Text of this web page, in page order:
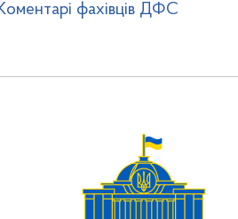
фахівців ДФС